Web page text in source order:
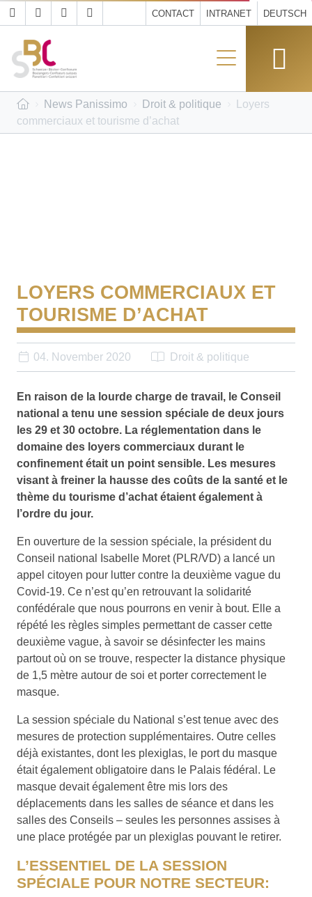
CONTACT INTRANET DEUTSCH
News Panissimo Droit & politique
Loyers
commerciaux et tourisme d’achat
LOYERS COMMERCIAUX ET
TOURISME D’ACHAT
04. November 2020 Droit & politique
En raison de la lourde charge de travail, le Conseil
national a tenu une session spéciale de deux jours
les 29 et 30 octobre. La réglementation dans le
domaine des loyers commerciaux durant le
confinement était un point sensible. Les mesures
visant à freiner la hausse des coûts de la santé et le
thème du tourisme d’achat étaient également à
l’ordre du jour.
En ouverture de la session spéciale, la président du
Conseil national Isabelle Moret (PLR/VD) a lancé un
appel citoyen pour lutter contre la deuxième vague du
Covid-19. Ce n’est qu’en retrouvant la solidarité
confédérale que nous pourrons en venir à bout. Elle a
répété les règles simples permettant de casser cette
deuxième vague, à savoir se désinfecter les mains
partout où on se trouve, respecter la distance physique
de 1,5 mètre autour de soi et porter correctement le
masque.
La session spéciale du National s’est tenue avec des
mesures de protection supplémentaires. Outre celles
déjà existantes, dont les plexiglas, le port du masque
était également obligatoire dans le Palais fédéral. Le
masque devait également être mis lors des
déplacements dans les salles de séance et dans les
salles des Conseils – seules les personnes assises à
une place protégée par un plexiglas pouvant le retirer.
L’ESSENTIEL DE LA SESSION
SPÉCIALE POUR NOTRE SECTEUR: